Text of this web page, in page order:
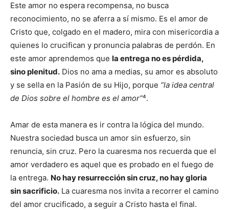
Este amor no espera recompensa, no busca
reconocimiento, no se aferra a sí mismo. Es el amor de
Cristo que, colgado en el madero, mira con misericordia a
quienes lo crucifican y pronuncia palabras de perdón. En
este amor aprendemos que la entrega no es pérdida,
sino plenitud. Dios no ama a medias, su amor es absoluto
y se sella en la Pasión de su Hijo, porque “la idea central
de Dios sobre el hombre es el amor”⁴.
Amar de esta manera es ir contra la lógica del mundo.
Nuestra sociedad busca un amor sin esfuerzo, sin
renuncia, sin cruz. Pero la cuaresma nos recuerda que el
amor verdadero es aquel que es probado en el fuego de
la entrega. No hay resurrección sin cruz, no hay gloria
sin sacrificio. La cuaresma nos invita a recorrer el camino
del amor crucificado, a seguir a Cristo hasta el final.